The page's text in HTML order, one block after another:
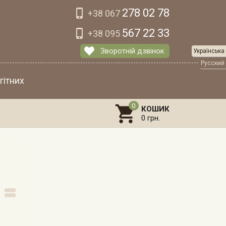
 +38 067 278 02 78
 +38 095 567 22 33
Зворотній дзвінок
 КОШИК
0 грн.

Українська
Русский